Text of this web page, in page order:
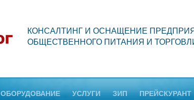
КОНСАЛТИНГ И ОСНАЩЕНИЕ
ОБЩЕСТВЕННОГО ПИТАНИЯ И
ОБОРУДОВАНИЕ УСЛУГИ ЗИП ПРЕЙСКУРАНТ